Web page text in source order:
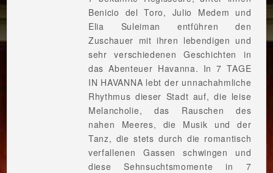
Benicio del Toro, Julio Medem und
Elia Suleiman entführen den
Zuschauer mit ihren lebendigen und
sehr verschiedenen Geschichten in
das Abenteuer Havanna. In 7 TAGE
IN HAVANNA lebt der unnachahmliche
Rhythmus dieser Stadt auf, die leise
Melancholie, das Rauschen des
nahen Meeres, die Musik und der
Tanz, die stets durch die romantisch
verfallenen Gassen schwingen und
diese Sehnsuchtsmomente in 7